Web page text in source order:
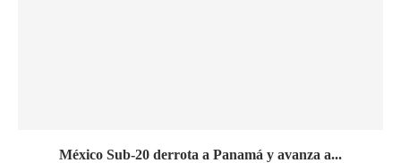
México Sub-20 derrota a Panamá y avanza a...